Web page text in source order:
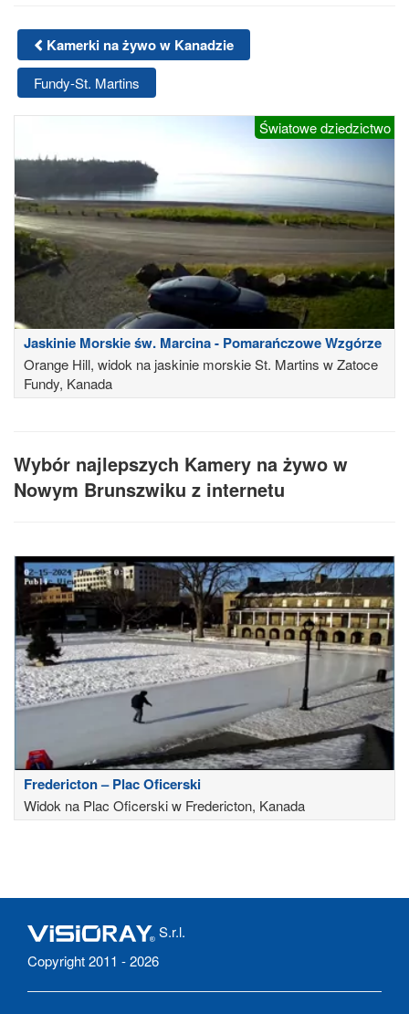
Kamerki na żywo w Kanadzie
Fundy-St. Martins
Światowe dziedzictwo
Jaskinie Morskie św. Marcina - Pomarańczowe Wzgórze
Orange Hill, widok na jaskinie morskie St. Martins w Zatoce
Fundy, Kanada
Wybór najlepszych Kamery na żywo w
Nowym Brunszwiku z internetu
Fredericton – Plac Oficerski
Widok na Plac Oficerski w Fredericton, Kanada
S.r.l.
Copyright 2011 - 2026